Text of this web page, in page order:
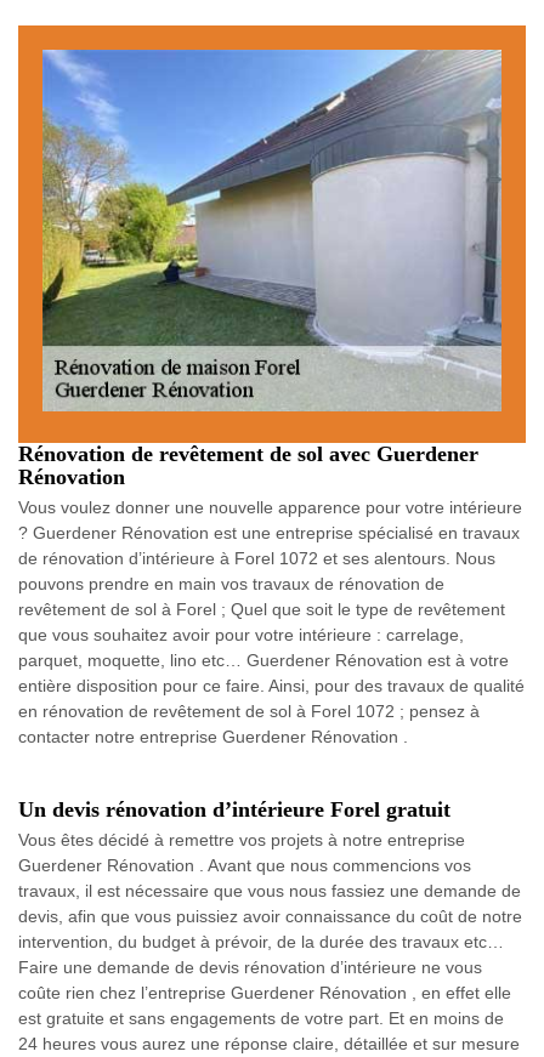
Rénovation de revêtement de sol avec Guerdener
Rénovation
Vous voulez donner une nouvelle apparence pour votre intérieure
? Guerdener Rénovation est une entreprise spécialisé en travaux
de rénovation d’intérieure à Forel 1072 et ses alentours. Nous
pouvons prendre en main vos travaux de rénovation de
revêtement de sol à Forel ; Quel que soit le type de revêtement
que vous souhaitez avoir pour votre intérieure : carrelage,
parquet, moquette, lino etc… Guerdener Rénovation est à votre
entière disposition pour ce faire. Ainsi, pour des travaux de qualité
en rénovation de revêtement de sol à Forel 1072 ; pensez à
contacter notre entreprise Guerdener Rénovation .
Un devis rénovation d’intérieure Forel gratuit
Vous êtes décidé à remettre vos projets à notre entreprise
Guerdener Rénovation . Avant que nous commencions vos
travaux, il est nécessaire que vous nous fassiez une demande de
devis, afin que vous puissiez avoir connaissance du coût de notre
intervention, du budget à prévoir, de la durée des travaux etc…
Faire une demande de devis rénovation d’intérieure ne vous
coûte rien chez l’entreprise Guerdener Rénovation , en effet elle
est gratuite et sans engagements de votre part. Et en moins de
24 heures vous aurez une réponse claire, détaillée et sur mesure